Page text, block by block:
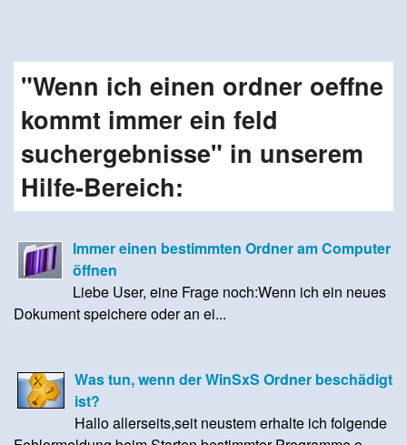
"Wenn ich einen ordner oeffne
kommt immer ein feld
suchergebnisse" in unserem
Hilfe-Bereich:
Immer einen bestimmten Ordner am Computer
öffnen
Liebe User, eine Frage noch:Wenn ich ein neues
Dokument speichere oder an ei...
Was tun, wenn der WinSxS Ordner beschädigt
ist?
Hallo allerseits,seit neustem erhalte ich folgende